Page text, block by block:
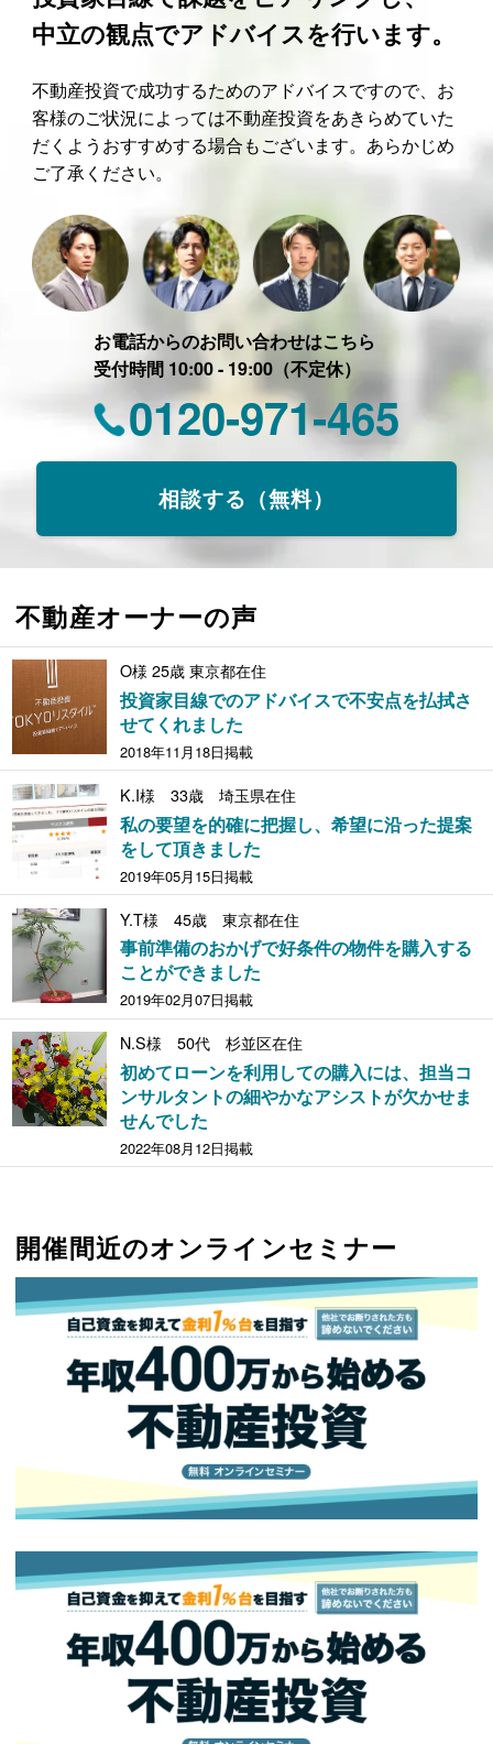
中立の観点でアドバイスを行います。
不動産投資で成功するためのアドバイスですので、お
客様のご状況によっては不動産投資をあきらめていた
だくようおすすめする場合もございます。あらかじめ
ご了承ください。
お電話からのお問い合わせはこちら
受付時間 10:00 - 19:00（不定休）
0120-971-465
相談する（無料）
不動産オーナーの声
O様 25歳 東京都在住
投資家目線でのアドバイスで不安点を払拭さ
せてくれました
2018年11月18日掲載
K.I様 33歳 埼玉県在住
私の要望を的確に把握し、希望に沿った提案
をして頂きました
2019年05月15日掲載
Y.T様 45歳 東京都在住
事前準備のおかげで好条件の物件を購入する
ことができました
2019年02月07日掲載
N.S様 50代 杉並区在住
初めてローンを利用しての購入には、担当コ
ンサルタントの細やかなアシストが欠かせま
せんでした
2022年08月12日掲載
開催間近のオンラインセミナー